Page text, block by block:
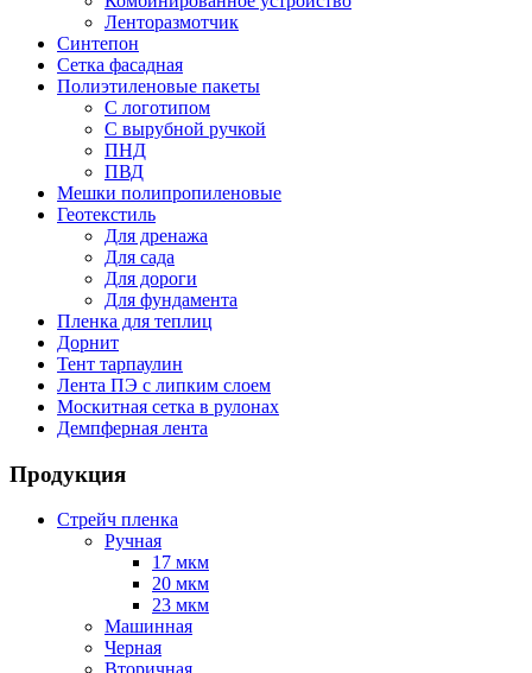
Ленторазмотчик
Синтепон
Сетка фасадная
Полиэтиленовые пакеты
С логотипом
С вырубной ручкой
ПНД
ПВД
Мешки полипропиленовые
Геотекстиль
Для дренажа
Для сада
Для дороги
Для фундамента
Пленка для теплиц
Дорнит
Тент тарпаулин
Лента ПЭ с липким слоем
Москитная сетка в рулонах
Демпферная лента
Продукция
Стрейч пленка
Ручная
17 мкм
20 мкм
23 мкм
Машинная
Черная